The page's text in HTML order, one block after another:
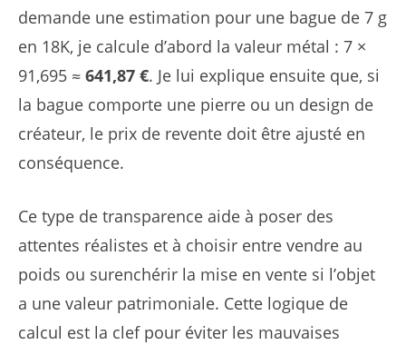
demande une estimation pour une bague de 7 g
en 18K, je calcule d’abord la valeur métal : 7 ×
91,695 ≈ 641,87 €. Je lui explique ensuite que, si
la bague comporte une pierre ou un design de
créateur, le prix de revente doit être ajusté en
conséquence.
Ce type de transparence aide à poser des
attentes réalistes et à choisir entre vendre au
poids ou surenchérir la mise en vente si l’objet
a une valeur patrimoniale. Cette logique de
calcul est la clef pour éviter les mauvaises